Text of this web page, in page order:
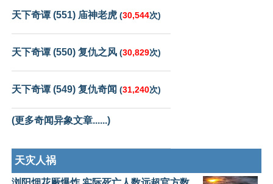
天下奇谭 (551) 庙神老虎 (30,544次)
天下奇谭 (550) 复仇之风 (30,829次)
天下奇谭 (549) 复仇奇闻 (31,240次)
(更多奇闻异象文章......)
天灾人祸